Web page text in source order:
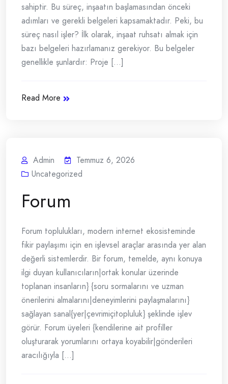
sahiptir. Bu süreç, inşaatın başlamasından önceki
adımları ve gerekli belgeleri kapsamaktadır. Peki, bu
süreç nasıl işler? İlk olarak, inşaat ruhsatı almak için
bazı belgeleri hazırlamanız gerekiyor. Bu belgeler
genellikle şunlardır: Proje [...]
Read More
Admin
Temmuz 6, 2026
Uncategorized
Forum
Forum toplulukları, modern internet ekosisteminde
fikir paylaşımı için en işlevsel araçlar arasında yer alan
değerli sistemlerdir. Bir forum, temelde, aynı konuya
ilgi duyan kullanıcıların|ortak konular üzerinde
toplanan insanların} {soru sormalarını ve uzman
önerilerini almalarını|deneyimlerini paylaşmalarını}
sağlayan sanal{yer|çevrimiçitopluluk} şeklinde işlev
görür. Forum üyeleri {kendilerine ait profiller
oluşturarak yorumlarını ortaya koyabilir|gönderileri
aracılığıyla [...]